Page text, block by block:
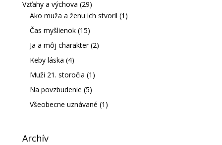
Vzťahy a výchova (29)
Ako muža a ženu ich stvoril (1)
Čas myšlienok(15)
Ja a môj charakter(2)
Keby láska (4)
Muži 21. storočia (1)
Na povzbudenie (5)
Všeobecne uznávané (1)
Archív